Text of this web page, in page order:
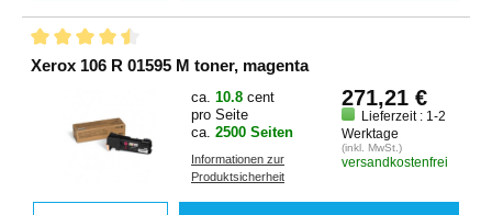
Xerox 106 R 01595 M toner, magenta
ca. 10.8 cent
pro Seite
ca. 2500 Seiten
Informationen zur
Produktsicherheit
271,21 €
Lieferzeit : 1-2
Werktage
(inkl. MwSt.)
versandkostenfrei